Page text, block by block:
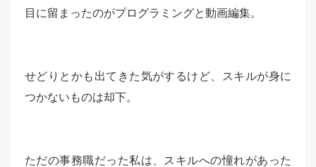
目に留まったのがプログラミングと動画編集。
せどりとかも出てきた気がするけど、スキルが身に
つかないものは却下。
ただの事務職だった私は、スキルへの憧れがあった